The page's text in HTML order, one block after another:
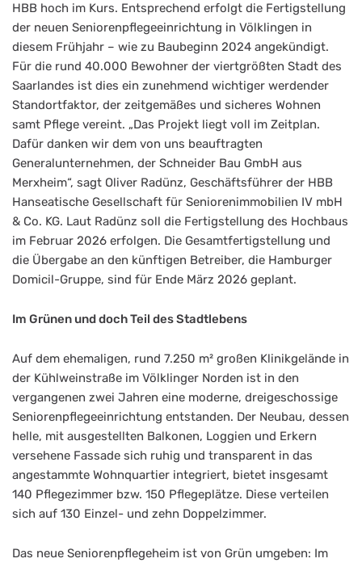
HBB hoch im Kurs. Entsprechend erfolgt die Fertigstellung
der neuen Seniorenpflegeeinrichtung in Völklingen in
diesem Frühjahr – wie zu Baubeginn 2024 angekündigt.
Für die rund 40.000 Bewohner der viertgrößten Stadt des
Saarlandes ist dies ein zunehmend wichtiger werdender
Standortfaktor, der zeitgemäßes und sicheres Wohnen
samt Pflege vereint. „Das Projekt liegt voll im Zeitplan.
Dafür danken wir dem von uns beauftragten
Generalunternehmen, der Schneider Bau GmbH aus
Merxheim“, sagt Oliver Radünz, Geschäftsführer der HBB
Hanseatische Gesellschaft für Seniorenimmobilien IV mbH
& Co. KG. Laut Radünz soll die Fertigstellung des Hochbaus
im Februar 2026 erfolgen. Die Gesamtfertigstellung und
die Übergabe an den künftigen Betreiber, die Hamburger
Domicil-Gruppe, sind für Ende März 2026 geplant.
Im Grünen und doch Teil des Stadtlebens
Auf dem ehemaligen, rund 7.250 m² großen Klinikgelände in
der Kühlweinstraße im Völklinger Norden ist in den
vergangenen zwei Jahren eine moderne, dreigeschossige
Seniorenpflegeeinrichtung entstanden. Der Neubau, dessen
helle, mit ausgestellten Balkonen, Loggien und Erkern
versehene Fassade sich ruhig und transparent in das
angestammte Wohnquartier integriert, bietet insgesamt
140 Pflegezimmer bzw. 150 Pflegeplätze. Diese verteilen
sich auf 130 Einzel- und zehn Doppelzimmer.
Das neue Seniorenpflegeheim ist von Grün umgeben: Im